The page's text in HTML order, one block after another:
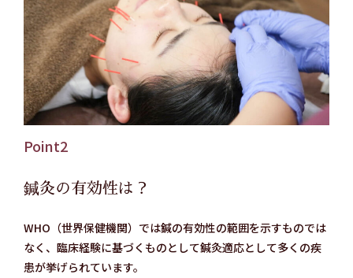
Point2
鍼灸の有効性は？
WHO（世界保健機関）では鍼の有効性の範囲を示すものでは
なく、臨床経験に基づくものとして鍼灸適応として多くの疾
患が挙げられています。